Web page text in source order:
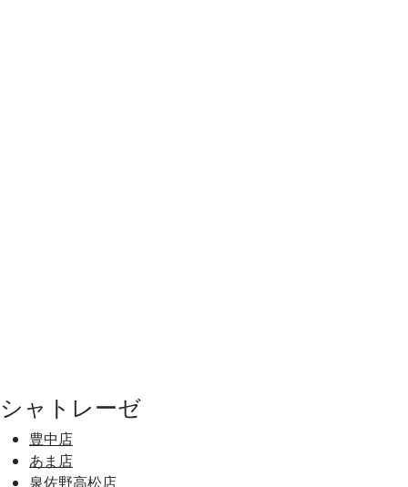
シャトレーゼ
豊中店
あま店
泉佐野高松店